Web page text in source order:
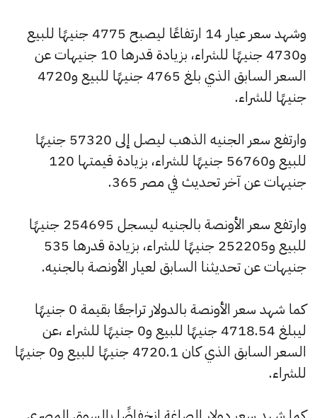
وشهد سعر عيار 14 ارتفاعًا ليصبح 4775 جنيهًا للبيع
و4730 جنيهًا للشراء، بزيادة قدرها 10 جنيهات عن
السعر السابق الذي بلغ 4765 جنيهًا للبيع و4720
جنيهًا للشراء.
وارتفع سعر الجنيه الذهب ليصل إلى 57320 جنيهًا
للبيع و56760 جنيهًا للشراء، بزيادة قيمتها 120
جنيهات عن آخر تحديث في مصر 365.
وارتفع سعر الأونصة بالجنيه ليسجل 254695 جنيهًا
للبيع و252205 جنيهًا للشراء، بزيادة قدرها 535
جنيهات عن تحديثنا السابق لعيار الأونصة بالجنيه.
كما شهد سعر الأونصة بالدولار تراجعًا بقيمة 0 جنيهًا
ليبلغ 4718.54 جنيهًا للبيع و0 جنيهًا للشراء ،عن
السعر السابق الذي كان 4720.1 جنيهًا للبيع و0 جنيهًا
للشراء.